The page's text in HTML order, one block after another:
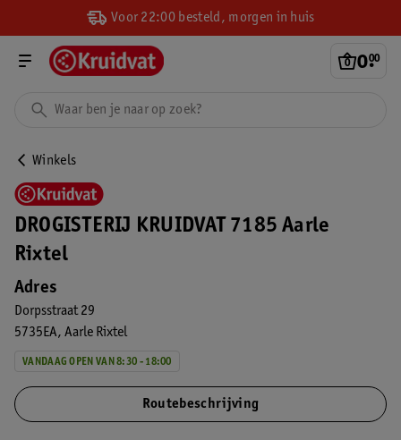
Voor 22:00 besteld, morgen in huis
0.
00
Winkels
DROGISTERIJ KRUIDVAT 7185 Aarle
Rixtel
Adres
Dorpsstraat 29
5735EA Aarle Rixtel
VANDAAG OPEN VAN 8:30 - 18:00
Routebeschrijving